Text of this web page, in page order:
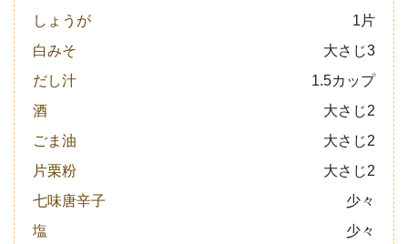
しょうが
1片
白みそ
大さじ3
だし汁
1.5カップ
酒
大さじ2
ごま油
大さじ2
片栗粉
大さじ2
七味唐辛子
少々
塩
少々